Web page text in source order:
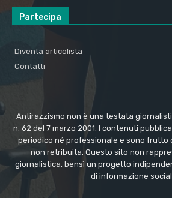
Partecipa
Diventa articolista
Contatti
Antirazzismo non è una testata
n. 62 del 7 marzo 2001. I contenuti
periodico né professionale e sono frutto
non retribuita. Questo sito non
giornalistica, bensì un progetto
di informazione